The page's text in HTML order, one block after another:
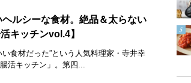
ルシーな食材。絶品＆太らない
キッチンvol.4】
食材だった”という人気料理家・寺井幸
活キッチン」。第四...